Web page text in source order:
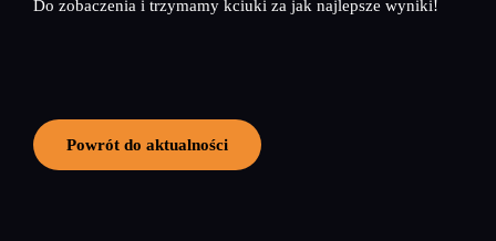
Do zobaczenia i trzymamy kciuki za jak najlepsze wyniki!
Powrót do aktualności